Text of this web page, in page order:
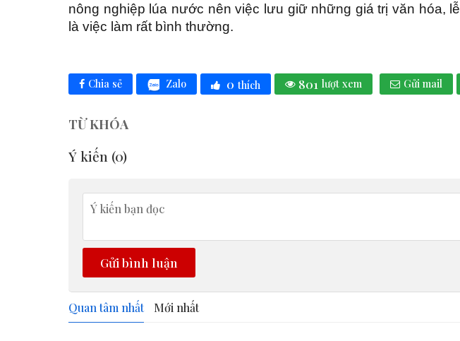
nông nghiệp lúa nước nên việc lưu giữ những giá trị văn hóa,
là việc làm rất bình thường.
Chia sẻ Zalo 0 thích 801 lượt xem Gửi mail
TỪ KHÓA
Ý kiến (0)
Gửi bình luận
Quan tâm nhất Mới nhất